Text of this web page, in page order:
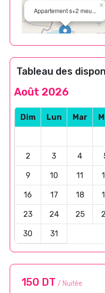
Appartement s+2 meu...
×
Tableau des
Août 2026
Dim Lun Mar
2 3 4
9 10 11
16 17 18
23 24 25
30 31
150 DT / Nuitée